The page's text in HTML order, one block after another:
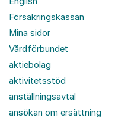
Försäkringskassan
Mina sidor
Vårdförbundet
aktiebolag
aktivitetsstöd
anställningsavtal
ansökan om ersättning